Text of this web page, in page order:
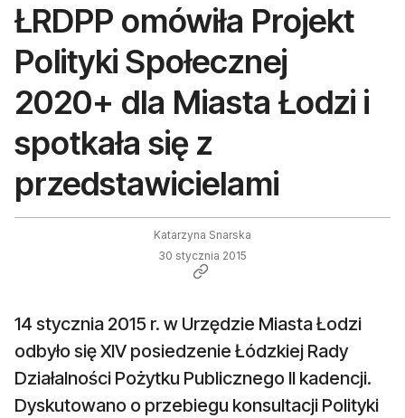
ŁRDPP omówiła Projekt
Polityki Społecznej
2020+ dla Miasta Łodzi i
spotkała się z
przedstawicielami
Katarzyna Snarska
30 stycznia 2015
14 stycznia 2015 r. w Urzędzie Miasta Łodzi
odbyło się XIV posiedzenie Łódzkiej Rady
Działalności Pożytku Publicznego II kadencji.
Dyskutowano o przebiegu konsultacji Polityki